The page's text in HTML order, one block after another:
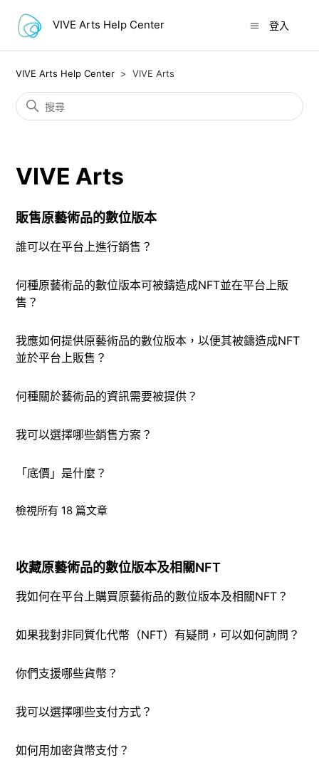
VIVE Arts Help Center 登入
VIVE Arts Help Center VIVE Arts
VIVE Arts
販售原藝術品的數位版本
誰可以在平台上進行銷售？
何種原藝術品的數位版本可被鑄造成NFT並在平台上販
售？
我應如何提供原藝術品的數位版本，以便其被鑄造成NFT
並於平台上販售？
何種關於藝術品的資訊需要被提供？
我可以選擇哪些銷售方案？
「底價」是什麼？
檢視所有 18 篇文章
收藏原藝術品的數位版本及相關NFT
我如何在平台上購買原藝術品的數位版本及相關NFT？
如果我對非同質化代幣（NFT）有疑問，可以如何詢問？
你們支援哪些貨幣？
我可以選擇哪些支付方式？
如何用加密貨幣支付？